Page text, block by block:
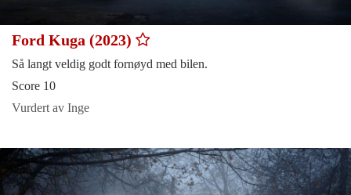
Ford Kuga (2023)
Så langt veldig godt fornøyd med bilen.
Score 10
Vurdert av Inge